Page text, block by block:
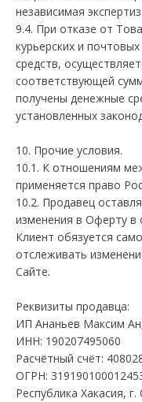
независимая
9.4. При отказе от
курьерских и
средств,
соответствующей
получены денежные
установленных
10. Прочие условия.
10.1. К отношениям
применяется право
10.2. Продавец
изменения в Оферту в
Клиент обязуется
отслеживать
Сайте.
Реквизиты продавца:
ИП Ананьев Максим
ИНН: 190207495060
Расчётный счёт:
ОГРН:
Республика Хакасия, г.